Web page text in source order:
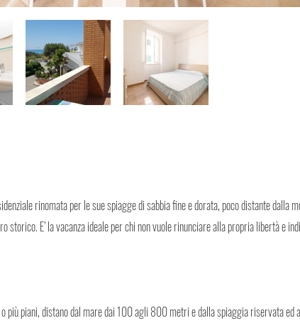
rinomata per le sue spiagge di sabbia fine e dorata, poco distante dalla
E’ la vacanza ideale per chi non vuole rinunciare alla propria libertà e
più piani, distano dal mare dai 100 agli 800 metri e dalla spiaggia riservata ed